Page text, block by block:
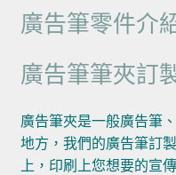
廣告筆零件介
廣告筆筆夾訂
廣告筆夾是一般廣告筆
地方，我們的廣告筆訂
上，印刷上您想要的宣